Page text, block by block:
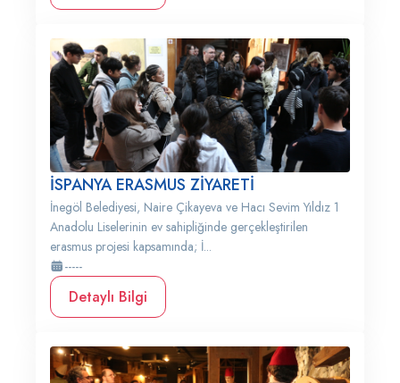
İSPANYA ERASMUS ZİYARETİ
İnegöl Belediyesi, Naire Çikayeva ve Hacı Sevim Yıldız 1
Anadolu Liselerinin ev sahipliğinde gerçekleştirilen
erasmus projesi kapsamında; İ...
-----
Detaylı Bilgi